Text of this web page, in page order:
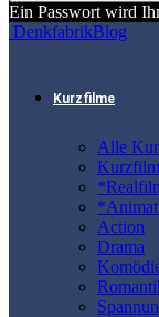
Ein Passwort wird
DenkfabrikBlog
Kurzfilme
Alle
Action
Drama